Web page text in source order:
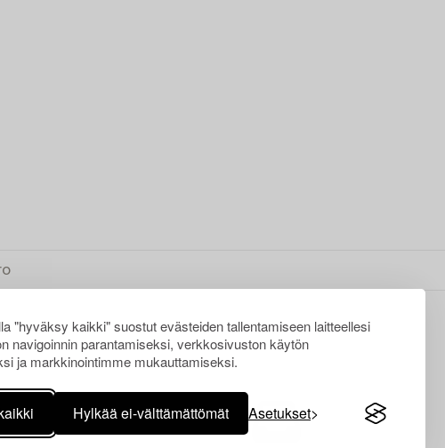
"hyväksy kaikki" suostut evästeiden tallentamiseen laitteellesi
navigoinnin parantamiseksi, verkkosivuston käytön
ja markkinointimme mukauttamiseksi.
Hylkää ei-välttämättömät Asetukset